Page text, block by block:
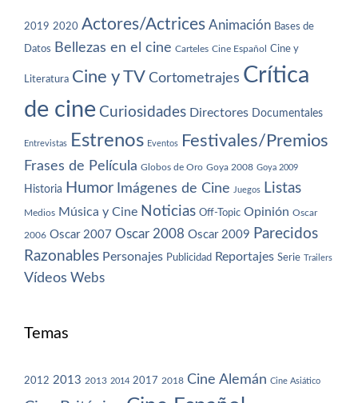
2019 2020 Actores/Actrices Animación Bases de
Datos Bellezas en el cine Carteles Cine Español Cine y
Literatura Cine y TV Cortometrajes Crítica
de cine Curiosidades Directores Documentales
Entrevistas Estrenos Eventos Festivales/Premios
Frases de Película Globos de Oro Goya 2008 Goya 2009
Historia Humor Imágenes de Cine Juegos Listas
Medios Música y Cine Noticias Off-Topic Opinión Oscar
2006 Oscar 2007 Oscar 2008 Oscar 2009 Parecidos
Razonables Personajes Publicidad Reportajes Serie Trailers
Vídeos Webs
Temas
2012 2013 2013 2014 2017 2018 Cine Alemán Cine Asiático